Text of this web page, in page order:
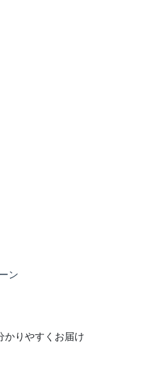
ン
かりやすくお届け